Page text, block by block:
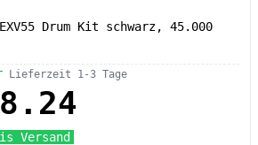
EXV55 Drum Kit schwarz, 45.000
Lieferzeit 1-3 Tage
Versand